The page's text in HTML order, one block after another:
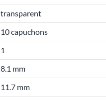
transparent
10 capuchons
1
8.1 mm
11.7 mm